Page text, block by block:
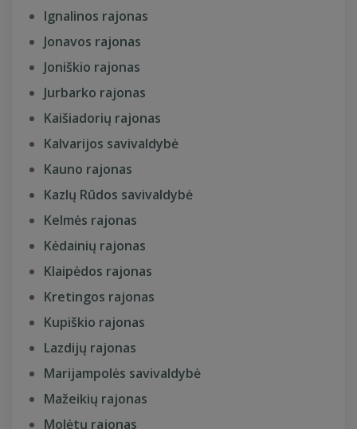
Ignalinos rajonas
Jonavos rajonas
Joniškio rajonas
Jurbarko rajonas
Kaišiadorių rajonas
Kalvarijos savivaldybė
Kauno rajonas
Kazlų Rūdos savivaldybė
Kelmės rajonas
Kėdainių rajonas
Klaipėdos rajonas
Kretingos rajonas
Kupiškio rajonas
Lazdijų rajonas
Marijampolės savivaldybė
Mažeikių rajonas
Molėtų rajonas